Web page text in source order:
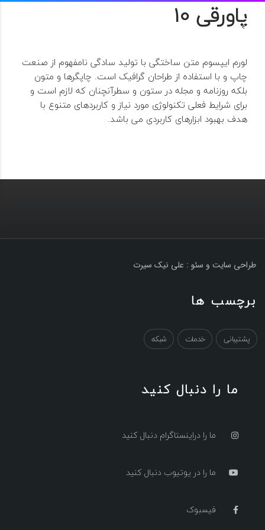
پاورقی 10
لورم ایپسوم متن ساختگی با تولید سادگی نامفهوم از صنعت
چاپ و با استفاده از طراحان گرافیک است. چاپگرها و متون
بلکه روزنامه و مجله در ستون و سطرآنچنان که لازم است و
برای شرایط فعلی تکنولوژی مورد نیاز و کاربردهای متنوع با
هدف بهبود ابزارهای کاربردی می باشد.
کپی رایت
طراحی سایت و سئو : علی نیک سیرت
برچسب ها
پشتیبانی خدمات شبکه
ما را دنبال کنید
ما را دراینستاگرام دنبال کنید
ما را در یوتیوب دنبال کنید
فیسبوک